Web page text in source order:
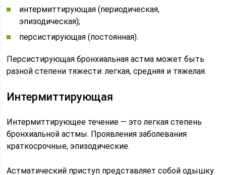
интермиттирующая (периодическая,
эпизодическая);
персистирующая (постоянная).
Персистирующая бронхиальная астма может быть
разной степени тяжести: легкая, средняя и тяжелая.
Интермиттирующая
Интермиттирующее течение — это легкая степень
бронхиальной астмы. Проявления заболевания
краткосрочные, эпизодические.
Астматический приступ представляет собой одышку